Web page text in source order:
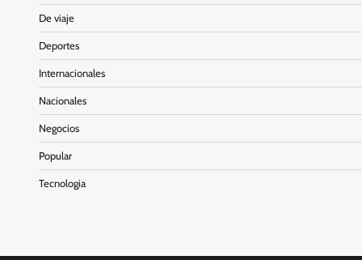
De viaje
Deportes
Internacionales
Nacionales
Negocios
Popular
Tecnologia